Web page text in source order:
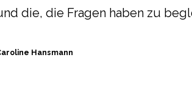
die, die Fragen haben zu
Hansmann